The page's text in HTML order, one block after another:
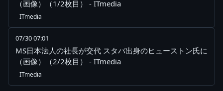
（画像）（1/2枚目） - ITmedia
ITmedia
07/30 07:01
MS日本法人の社長が交代 スタバ出身のヒューストン氏に
（画像）（2/2枚目） - ITmedia
ITmedia